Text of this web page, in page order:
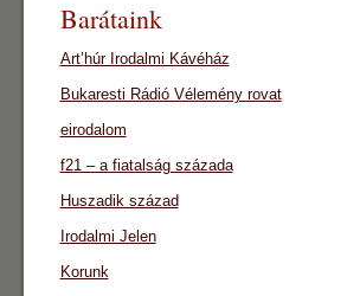
Barátaink
Art’húr Irodalmi Kávéház
Bukaresti Rádió Vélemény rovat
eirodalom
f21 – a fiatalság százada
Huszadik század
Irodalmi Jelen
Korunk